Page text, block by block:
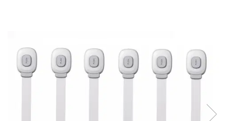
Poarta siguranta copii
Deflectoare pentru aer conditionat